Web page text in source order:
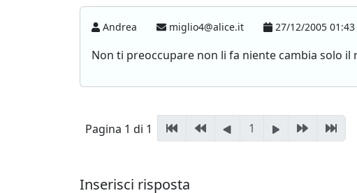
Andrea miglio4@alice.it 27/12/2005 01:43
Non ti preoccupare non li fa niente cambia solo
Pagina 1 di 1 1
Inserisci risposta